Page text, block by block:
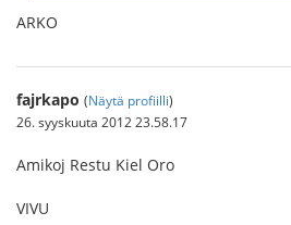
ARKO
fajrkapo (Näytä profiilli)
26. syyskuuta 2012 23.58.17
Amikoj Restu Kiel Oro
VIVU